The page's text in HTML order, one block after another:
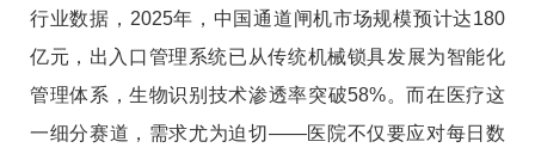
行业数据，2025年，中国通道闸机市场规模预计达180
亿元，出入口管理系统已从传统机械锁具发展为智能化
管理体系，生物识别技术渗透率突破58%。而在医疗这
一细分赛道，需求尤为迫切——医院不仅要应对每日数